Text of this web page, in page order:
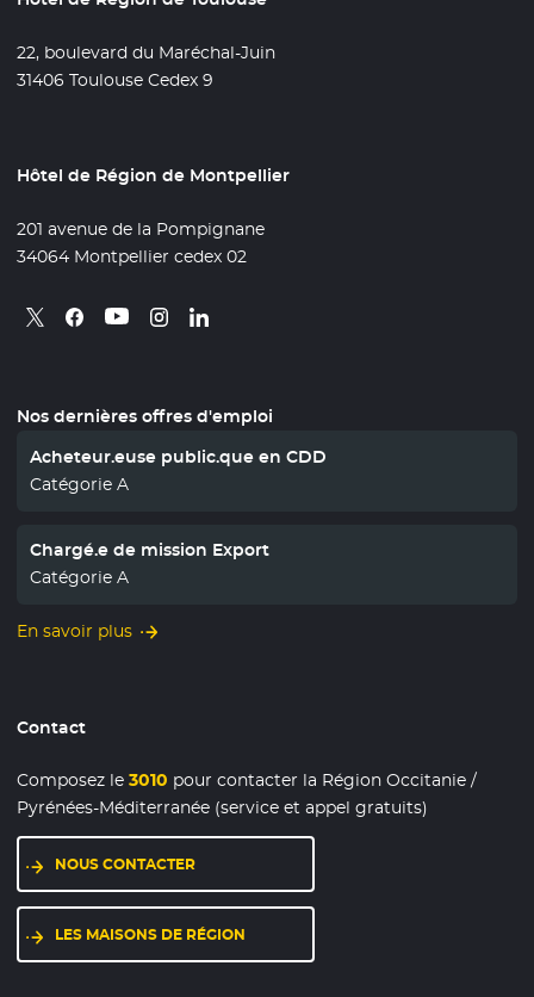
22, boulevard du Maréchal-Juin
31406 Toulouse Cedex 9
Hôtel de Région de Montpellier
201 avenue de la Pompignane
34064 Montpellier cedex 02
Retrouvez nous sur X
- Nouvelle fenêtre
Retrouvez nous sur Facebook
- Nouvelle fenêtre
Retrouvez nous sur Youtube
- Nouvelle fenêtre
Retrouvez nous sur Instagram
- Nouvelle fenêtre
Retrouvez nous sur Linkedin
- Nouvelle fenêtre
Nos dernières offres d'emploi
Acheteur.euse public.que en CDD
Catégorie A
Chargé.e de mission Export
Catégorie A
En savoir plus
Contact
Composez le3010 pour contacter la Région Occitanie /
Pyrénées-Méditerranée (service et appel gratuits)
NOUS CONTACTER
LES MAISONS DE RÉGION